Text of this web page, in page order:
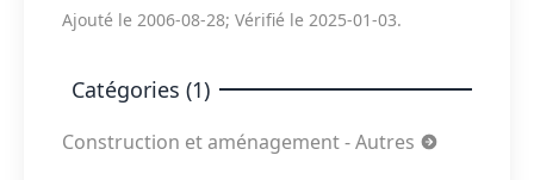
Ajouté le 2006-08-28; Vérifié le 2025-01-03.
Catégories (1)
Construction et aménagement - Autres